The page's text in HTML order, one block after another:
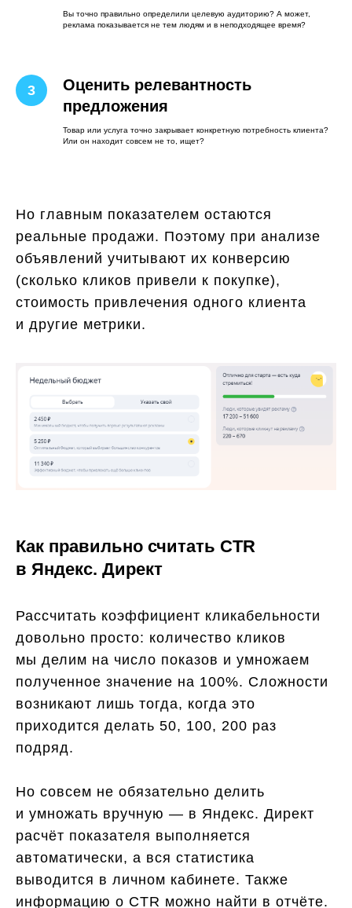
Вы точно правильно определили целевую аудиторию? А может,
реклама показывается не тем людям и в неподходящее время?
Оценить релевантность
предложения
Товар или услуга точно закрывает конкретную потребность клиента?
Или он находит совсем не то, ищет?
Но главным показателем остаются
реальные продажи. Поэтому при анализе
объявлений учитывают их конверсию
(сколько кликов привели к покупке),
стоимость привлечения одного клиента
и другие метрики.
Как правильно считать CTR
в Яндекс. Директ
Рассчитать коэффициент кликабельности
довольно просто: количество кликов
мы делим на число показов и умножаем
полученное значение на 100%. Сложности
возникают лишь тогда, когда это
приходится делать 50, 100, 200 раз
подряд.
Но совсем не обязательно делить
и умножать вручную — в Яндекс. Директ
расчёт показателя выполняется
автоматически, а вся статистика
выводится в личном кабинете. Также
информацию о CTR можно найти в отчёте.